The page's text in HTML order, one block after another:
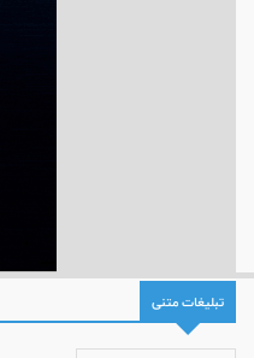
تبلیغات متنی